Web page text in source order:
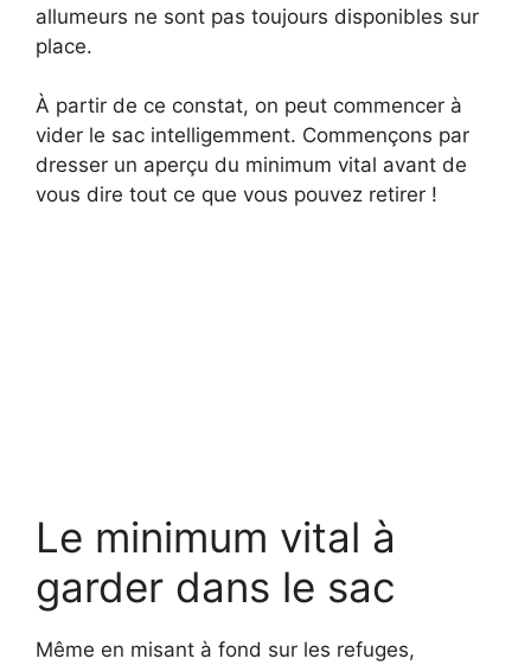
allumeurs ne sont pas toujours disponibles sur
place.
À partir de ce constat, on peut commencer à
vider le sac intelligemment. Commençons par
dresser un aperçu du minimum vital avant de
vous dire tout ce que vous pouvez retirer !
Le minimum vital à
garder dans le sac
Même en misant à fond sur les refuges,